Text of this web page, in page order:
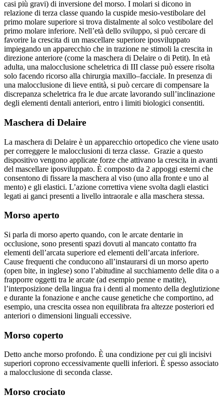
casi più gravi) di inversione del morso. I molari si dicono in
relazione di terza classe quando la cuspide mesio-vestibolare del
primo molare superiore si trova distalmente al solco vestibolare del
primo molare inferiore. Nell’età dello sviluppo, si può cercare di
favorire la crescita di un mascellare superiore iposviluppato
impiegando un apparecchio che in trazione ne stimoli la crescita in
direzione anteriore (come la maschera di Delaire o di Petit). In età
adulta, una malocclusione scheletrica di III classe può essere risolta
solo facendo ricorso alla chirurgia maxillo–facciale. In presenza di
una malocclusione di lieve entità, si può cercare di compensare la
discrepanza scheletrica fra le due arcate lavorando sull’inclinazione
degli elementi dentali anteriori, entro i limiti biologici consentiti.
Maschera di Delaire
La maschera di Delaire è un apparecchio ortopedico che viene usato
per correggere le malocclusioni di terza classe. Grazie a questo
dispositivo vengono applicate forze che attivano la crescita in avanti
del mascellare iposviluppato. È composto da 2 appoggi esterni che
consentono di fissare la maschera al viso (uno alla fronte e uno al
mento) e gli elastici. L’azione correttiva viene svolta dagli elastici
legati ai ganci presenti a livello intraorale e alla maschera stessa.
Morso aperto
Si parla di morso aperto quando, con le arcate dentarie in
occlusione, sono presenti spazi dovuti al mancato contatto fra
elementi dell’arcata superiore ed elementi dell’arcata inferiore.
Cause frequenti che conducono all’instaurarsi di un morso aperto
(open bite, in inglese) sono l’abitudine al succhiamento delle dita o a
frapporre oggetti tra le arcate (ad esempio penne e matite),
l’interposizione della lingua fra i denti al momento della deglutizione
e durante la fonazione e anche cause genetiche che comportino, ad
esempio, una crescita ossea non equilibrata fra altezze posteriori ed
anteriori o dimensioni linguali eccessive.
Morso coperto
Detto anche morso profondo. È una condizione per cui gli incisivi
superiori coprono eccessivamente quelli inferiori. È spesso associato
a malocclusione di seconda classe.
Morso crociato